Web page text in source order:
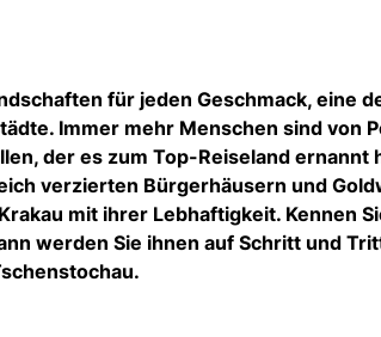
für jeden Geschmack, eine
Immer mehr Menschen sind von
der es zum Top-Reiseland ernannt
verzierten Bürgerhäusern und
mit ihrer Lebhaftigkeit. Kennen
werden Sie ihnen auf Schritt und